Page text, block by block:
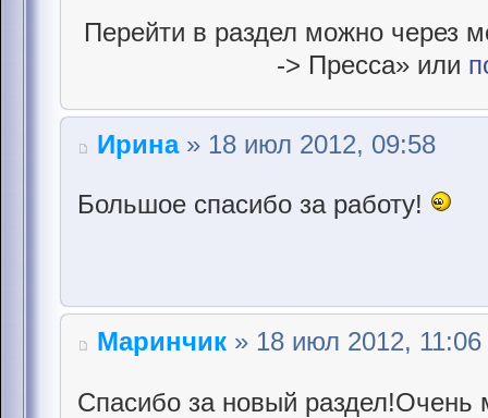
Перейти в раздел можно через
-> Пресса» или
Ирина» 18 июл 2012, 09:58
Большое спасибо за работу!
Маринчик » 18 июл 2012, 11:06
Спасибо за новый раздел!Очень